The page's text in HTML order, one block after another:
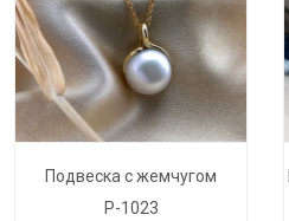
Подвеска с жемчугом
P-1023